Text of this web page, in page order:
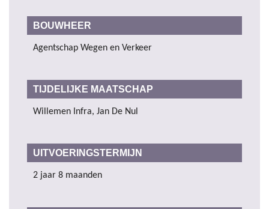
BOUWHEER
Agentschap Wegen en Verkeer
TIJDELIJKE MAATSCHAP
Willemen Infra, Jan De Nul
UITVOERINGSTERMIJN
2 jaar 8 maanden